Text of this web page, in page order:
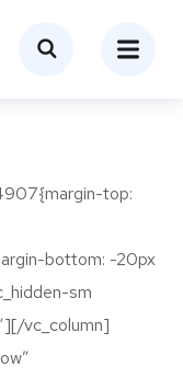
top:
bottom: -20px
sm
vc_column]